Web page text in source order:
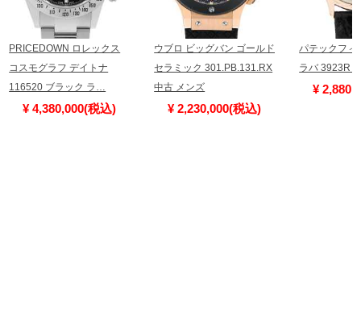
PRICEDOWN ロレックス
コスモグラフ デイトナ
116520 ブラック ラ…
¥ 4,380,000(税込)
ウブロ ビッグバン ゴールド
セラミック 301.PB.131.RX
中古 メンズ
¥ 2,230,000(税込)
パテックフィ
ラバ 3923R
¥